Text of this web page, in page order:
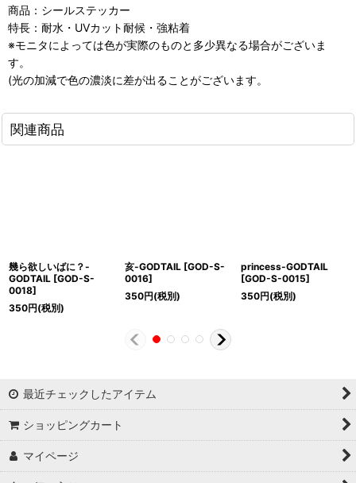
商品：シールステッカー
特長：耐水・UVカット耐候・強粘着
※モニタによっては色が実際のものと多少異なる場合がございま
す。
(光の加減で色の濃淡に差が出ることがございます。
関連商品
幾ら欲しいばに？-
GODTAIL [GOD-S-
0018]
350円(税別)
亥-GODTAIL [GOD-S-
0016]
350円(税別)
princess-GODTAIL
[GOD-S-0015]
350円(税別)
最近チェックしたアイテム
ショッピングカート
マイページ